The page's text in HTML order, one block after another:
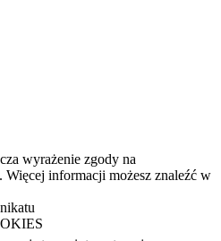
wyrażenie zgody na
informacji możesz znaleźć w